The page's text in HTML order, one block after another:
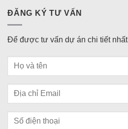
ĐĂNG KÝ TƯ VẤN
Để được tư vấn dự án chi tiết nhất